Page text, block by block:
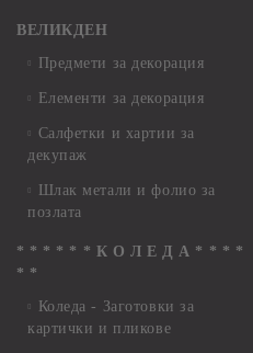
ВЕЛИКДЕН
Предмети за декорация
Елементи за декорация
Салфетки и хартии за
декупаж
Шлак метали и фолио за
позлата
* * * * * * К О Л Е Д А * * * *
* *
Коледа - Заготовки за
картички и пликове